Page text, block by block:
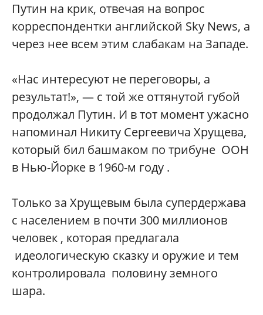
Путин на крик, отвечая на вопрос
корреспондентки английской Sky News, а
через нее всем этим слабакам на Западе.
«Нас интересуют не переговоры, а
результат!», — с той же оттянутой губой
продолжал Путин. И в тот момент ужасно
напоминал Никиту Сергеевича Хрущева,
который бил башмаком по трибуне ООН
в Нью-Йорке в 1960-м году .
Только за Хрущевым была супердержава
с населением в почти 300 миллионов
человек , которая предлагала
идеологическую сказку и оружие и тем
контролировала половину земного
шара.